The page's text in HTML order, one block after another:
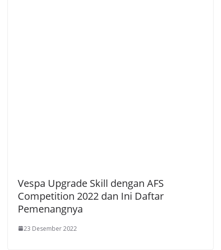
Vespa Upgrade Skill dengan AFS
Competition 2022 dan Ini Daftar
Pemenangnya
23 Desember 2022